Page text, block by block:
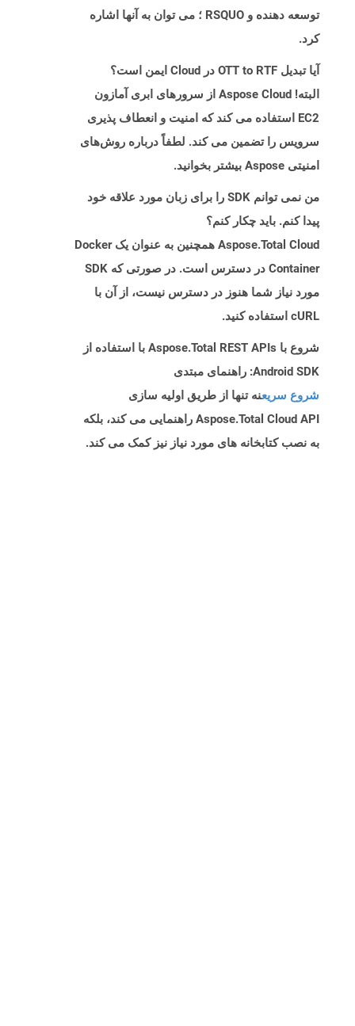
توسعه دهنده و RSQUO ؛ می توان به آنها اشاره
کرد.
آیا تبدیل OTT to RTF در Cloud ایمن است؟
البته! Aspose Cloud از سرورهای ابری آمازون
EC2 استفاده می کند که امنیت و انعطاف پذیری
سرویس را تضمین می کند. لطفاً درباره روش‌های
امنیتی Aspose بیشتر بخوانید.
من نمی توانم SDK را برای زبان مورد علاقه خود
پیدا کنم. باید چکار کنم؟
Aspose.Total Cloud همچنین به عنوان یک Docker
Container در دسترس است. در صورتی که SDK
مورد نیاز شما هنوز در دسترس نیست، از آن با
cURL استفاده کنید.
شروع با Aspose.Total REST APIs با استفاده از
Android SDK: راهنمای مبتدی
شروع سریعنه تنها از طریق اولیه سازی
Aspose.Total Cloud API راهنمایی می کند، بلکه
به نصب کتابخانه های مورد نیاز نیز کمک می کند.